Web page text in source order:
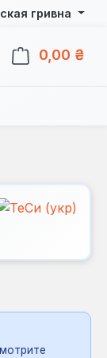
гривна
товары из
0,00 ₴